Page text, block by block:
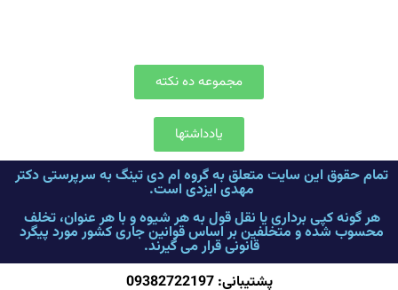
مجموعه ده نکته
یادداشتها
تمام حقوق این سایت متعلق به گروه ام دی تینگ به سرپرستی دکتر
مهدی ایزدی است.
هر گونه کپی برداری یا نقل قول به هر شیوه و با هر عنوان، تخلف
محسوب شده و متخلفین بر اساس قوانین جاری کشور مورد پیگرد
قانونی قرار می گیرند.
پشتیبانی: 09382722197